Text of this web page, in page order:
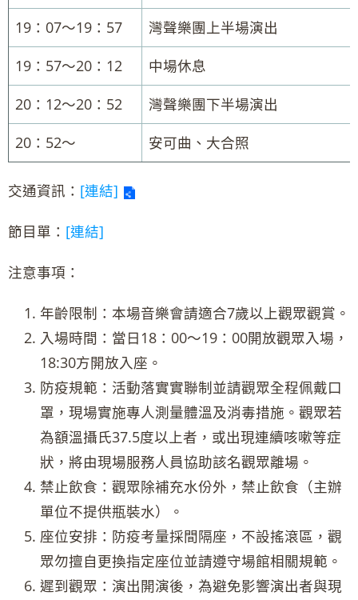
19：07～19：57
灣聲樂團上半場演出
19：57～20：12
中場休息
20：12～20：52
灣聲樂團下半場演出
20：52～
安可曲、大合照
交通資訊： [連結]
節目單： [連結]
注意事項：
年齡限制：本場音樂會請適合7歲以上觀眾觀賞。
入場時間：當日18：00～19：00開放觀眾入場，
18:30方開放入座。
防疫規範：活動落實實聯制並請觀眾全程佩戴口
罩，現場實施專人測量體溫及消毒措施。觀眾若
為額溫攝氏37.5度以上者，或出現連續咳嗽等症
狀，將由現場服務人員協助該名觀眾離場。
禁止飲食：觀眾除補充水份外，禁止飲食（主辦
單位不提供瓶裝水）。
座位安排：防疫考量採間隔座，不設搖滾區，觀
眾勿擅自更換指定座位並請遵守場館相關規範。
遲到觀眾：演出開演後，為避免影響演出者與現